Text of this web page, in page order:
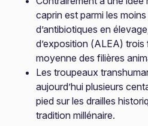
caprin est parmi les
d’antibiotiques en
d’exposition (ALEA)
moyenne des filières
Les troupeaux
aujourd’hui plusieurs
pied sur les drailles
tradition millénaire.